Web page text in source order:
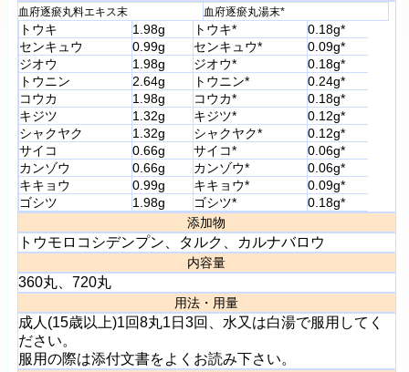
血府逐瘀丸料エキス末 血府逐瘀丸湯末*
トウキ 1.98g トウキ*
0.18g*
センキュウ
0.99g センキュウ*
0.09g*
ジオウ
1.98g ジオウ*
0.18g*
トウニン
2.64g トウニン*
0.24g*
コウカ
1.98g コウカ*
0.18g*
キジツ
1.32g キジツ*
0.12g*
シャクヤク
1.32g シャクヤク*
0.12g*
サイコ
0.66g サイコ*
0.06g*
カンゾウ
0.66g カンゾウ*
0.06g*
キキョウ
0.99g キキョウ*
0.09g*
ゴシツ
1.98g ゴシツ*
0.18g*
添加物
トウモロコシデンプン、タルク、カルナバロウ
内容量
360丸、720丸
用法・用量
成人(15歳以上)1回8丸1日3回、水又は白湯で服用してく
ださい。
服用の際は添付文書をよくお読み下さい。